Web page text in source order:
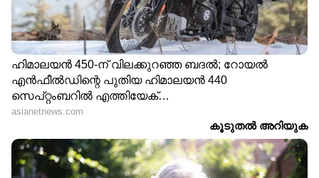
തന്നെ വയർ വീർക്കൽ, മലബന്ധം, കുടലിലെ
വീക്കം തുടങ്ങിയ ദഹനപ്രശ്നങ്ങൾ ഉള്ളവർക്ക്
മാനസികമായ അസ്വസ്ഥതകളും വിഷാദവും
ഉണ്ടാകാനുള്ള സാധ്യത വളരെ കൂടുതലാണ്.
7